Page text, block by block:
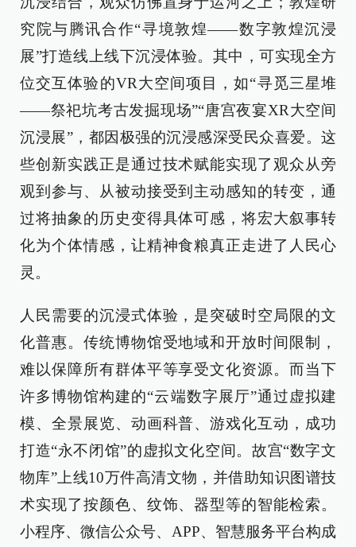
究院与腾讯合作“寻境敦煌——数字敦煌沉浸
展”打造线上线下沉浸体验。其中，可实现全方
位交互体验的VR大空间项目，如“寻觅三星堆
——祭祀坑考古发掘现场”“唐宫夜宴XR大空间
沉浸展”，都因极强的沉浸感深受民众喜爱。这
些创新实践正是通过技术赋能实现了观众从旁
观到参与、从被动接受到主动感知的转变，通
过将抽象的历史变得具体可感，将宏大叙事转
化为个体情感，让精神食粮真正走进了人民心
灵。
人民需要的沉浸式体验，是突破时空局限的文
化普惠。传统博物馆受地域和开放时间限制，
难以保障所有群体平等享受文化资源。而当下
许多博物馆构建的“云端数字展厅”通过虚拟建
模、全景展览、动画科普、游戏化互动，成功
打造“永不闭馆”的虚拟文化空间。故宫“数字文
物库”上线10万件高清文物，并借助知识图谱技
术实现了按颜色、纹饰、器型等的智能检索。
小程序、微信公众号、APP、智慧服务平台构成